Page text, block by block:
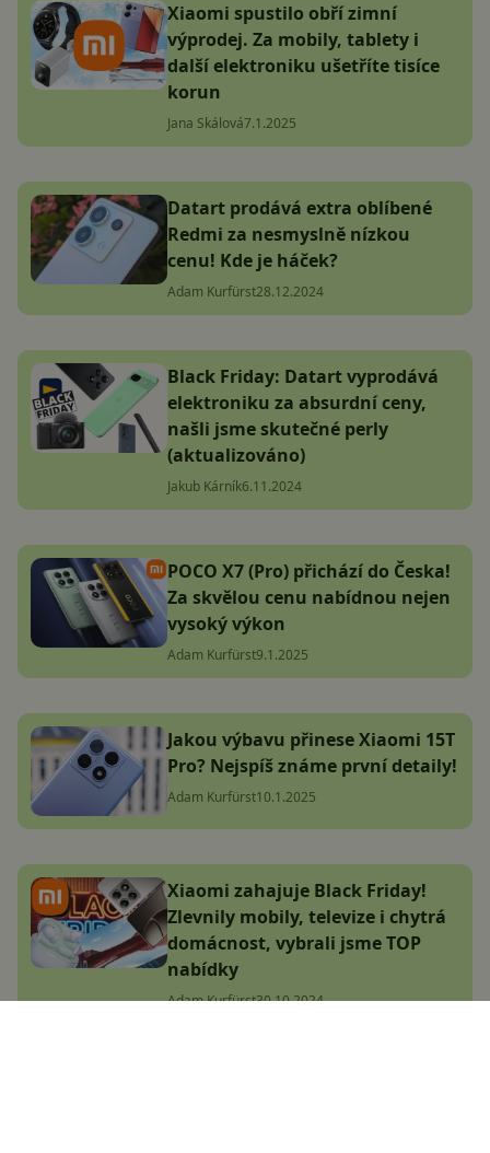
Xiaomi spustilo obří zimní
výprodej. Za mobily, tablety i
další elektroniku ušetříte tisíce
korun
Jana Skálová7.1.2025
Datart prodává extra oblíbené
Redmi za nesmyslně nízkou
cenu! Kde je háček?
Adam Kurfürst28.12.2024
Black Friday: Datart vyprodává
elektroniku za absurdní ceny,
našli jsme skutečné perly
(aktualizováno)
Jakub Kárník6.11.2024
POCO X7 (Pro) přichází do Česka!
Za skvělou cenu nabídnou nejen
vysoký výkon
Adam Kurfürst9.1.2025
Jakou výbavu přinese Xiaomi 15T
Pro? Nejspíš známe první detaily!
Adam Kurfürst10.1.2025
Xiaomi zahajuje Black Friday!
Zlevnily mobily, televize i chytrá
domácnost, vybrali jsme TOP
nabídky
Adam Kurfürst30.10.2024